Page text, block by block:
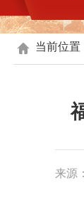
当前位置
来源